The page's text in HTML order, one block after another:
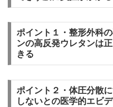
ポイント１・整形外科
ンの高反発ウレタンは
きる
ポイント２・体圧分散
しないとの医学的エビ